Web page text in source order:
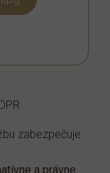
zabezpečuje
a právne